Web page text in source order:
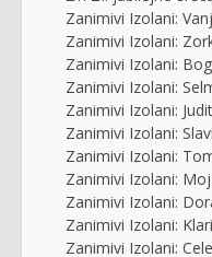
Zanimivi Izolani:
Zanimivi Izolani:
Zanimivi Izolani:
Zanimivi Izolani:
Zanimivi Izolani:
Zanimivi Izolani:
Zanimivi Izolani:
Zanimivi Izolani:
Zanimivi Izolani:
Zanimivi Izolani:
Zanimivi Izolani: